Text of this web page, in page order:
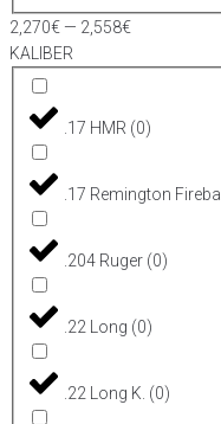
2,270€ — 2,558€
KALIBER
.17 HMR (0)
.17 Remington Fireball
.204 Ruger (0)
.22 Long (0)
.22 Long K. (0)